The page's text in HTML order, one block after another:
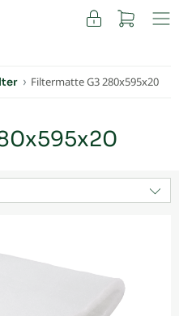
Filtermatte G3 280x595x20